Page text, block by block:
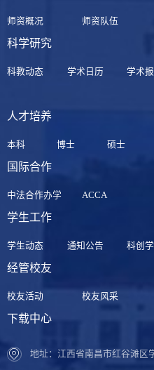
师资概况 师资队伍
科学研究
科教动态 学术日历 学术
人才培养
本科 博士 硕士
国际合作
中法合作办学 ACCA
学生工作
学生动态 通知公告 科创
经管校友
校友活动 校友风采
下载中心
地址：江西省南昌市红谷滩区